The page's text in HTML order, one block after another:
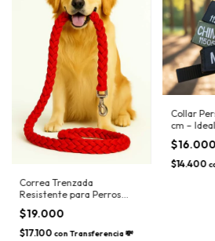
Correa Trenzada
Resistente para Perros
Grandes
$19.000
$17.100 con Transferencia 💸
Collar
cm –
Grandes
$16.000
$14.400